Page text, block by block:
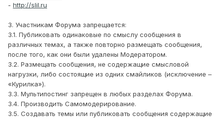
- http://slil.ru
3. Участникам Форума запрещается:
3.1. Публиковать одинаковые по смыслу сообщения в
различных темах, а также повторно размещать сообщения,
после того, как они были удалены Модератором.
3.2. Размещать сообщения, не содержащие смысловой
нагрузки, либо состоящие из одних смайликов (исключение –
«Курилка»).
3.3. Мультипостинг запрещен в любых разделах Форума.
3.4. Производить Самомодерирование.
3.5. Создавать темы или публиковать сообщения содержащие